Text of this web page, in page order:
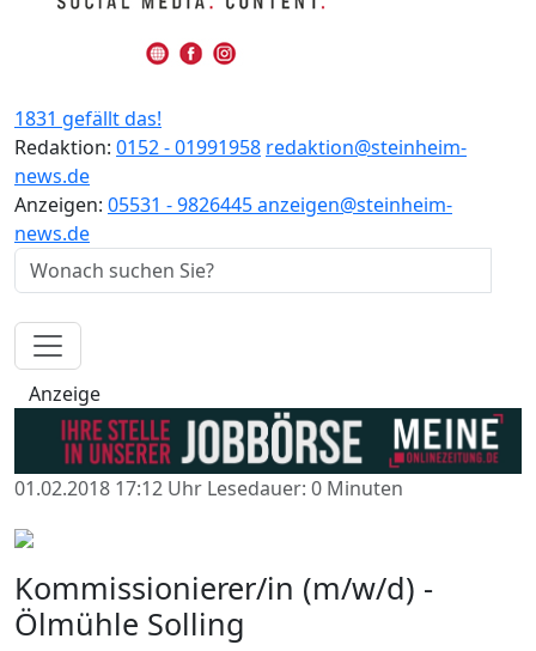
1831 gefällt das!
Redaktion: 0152 - 01991958 redaktion@steinheim-
news.de
Anzeigen: 05531 - 9826445anzeigen@steinheim-
news.de
Anzeige
01.02.2018 17:12 Uhr Lesedauer: 0 Minuten
Kommissionierer/in (m/w/d) -
Ölmühle Solling